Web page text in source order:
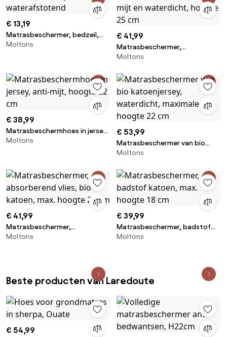
€ 13,19
Matrasbeschermer, bedzeil,
anti-mijt, waterafstotend
Moltons
€ 41,99
Matrasbeschermer,
absorberend molton, anti-mijt
Moltons
€ 38,99
Matrasbeschermhoes in jersey,
anti-mijt, hoogte 22 cm
Moltons
€ 53,99
Matrasbeschermer van bio
katoenjersey, waterdicht,
Moltons
€ 41,99
Matrasbeschermer,
absorberend vlies, bio katoen,
Moltons
€ 39,99
Matrasbeschermer, badstof
katoen, max. hoogte 18 cm
Moltons
Beste producten van Laredoute
€ 54,99